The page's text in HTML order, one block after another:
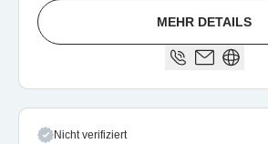
MEHR DETAILS
Nicht verifiziert